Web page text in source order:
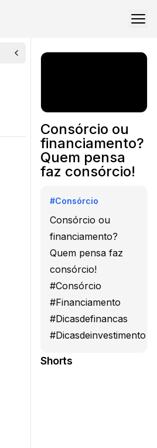
Consórcio ou
financiamento?
Quem pensa
faz consórcio!
#Consórcio
Consórcio ou
financiamento?
Quem pensa faz
consórcio!
#Consórcio
#Financiamento
#Dicasdefinancas
#Dicasdeinvestimento
Shorts